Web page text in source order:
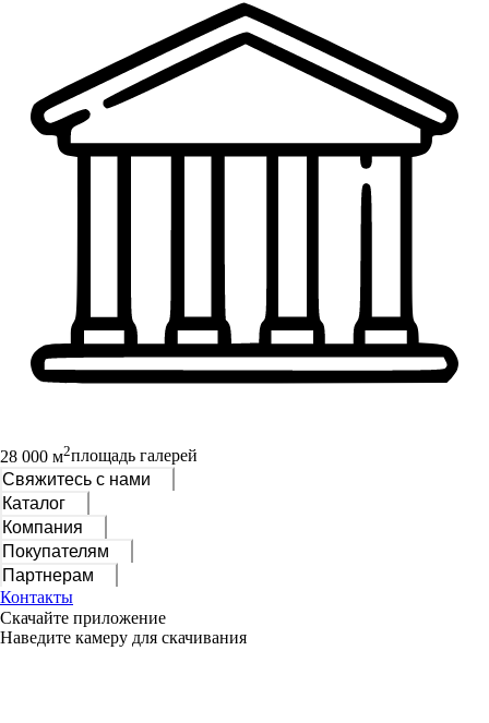
28 000 м2площадь галерей
Свяжитесь с нами
Каталог
Компания
Покупателям
Партнерам
Контакты
Скачайте приложение
Наведите камеру для скачивания